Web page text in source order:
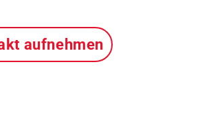
aufnehmen